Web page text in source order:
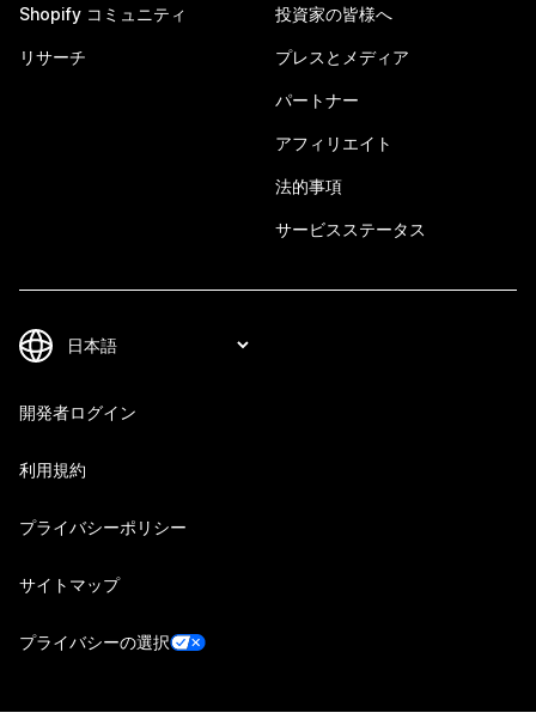
Shopify コミュニティ
リサーチ
投資家の皆様へ
プレスとメディア
パートナー
アフィリエイト
法的事項
サービスステータス
開発者ログイン
利用規約
プライバシーポリシー
サイトマップ
プライバシーの選択